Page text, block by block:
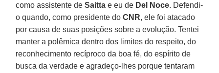
como assistente deSaitta e eu de Del Noce. Defendi-
o quando, como presidente doCNR, ele foi atacado
por causa de suas posições sobre a evolução. Tentei
manter a polêmica dentro dos limites do respeito, do
reconhecimento recíproco da boa fé, do espírito de
busca da verdade e agradeço-lhes porque tentaram